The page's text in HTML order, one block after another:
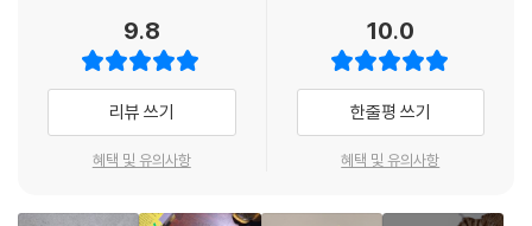
밤사이 떨어진 기온에 집 안으로 찾아오는 마당냥이들. 고양이 소파는 벌
써 예약이 끝났다. 몸이 힘들 때도 알아서 찾아와 물건 하나 건들지 않고 잠
만 자고 다시 하나둘 나간다. 스스로 어떻게 해야 이곳에 머물 수 있는지 규
칙 사항을 아는 듯하다.
보는 ‘캣 맘’의 진정한 의미
사회적으로 ‘캣 맘’은 길고양이 개체를 늘려 민폐를 끼치는 부정적인 존재
로 인식되고 있다. 작가는 『미아 힐링하우스』를 통해 캣 맘에 대한 오해에
마주하고자 했다. 첫째는 개체를 늘린다는 근본적인 비판에 대해, 실제로
려 무분별하게 늘어날 수 있는 개체를 관리하고, 고양이들의 편안한 생활
9.8
리뷰 쓰기
혜택 및 유의사항
10.0
한줄평 쓰기
혜택 및 유의사항